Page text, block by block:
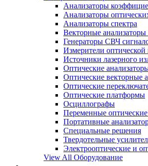
Анализаторы
Анализаторы
Анализаторы спектра
Векторные анализаторы
Генераторы СВЧ
Измерители
Источники лазерного
Оптические
Оптические векторные
Оптические
Оптические платформы
Осциллографы
Переменные
Портативные
Специальные решения
Твердотельные
Электрооптические и
View All Оборудование